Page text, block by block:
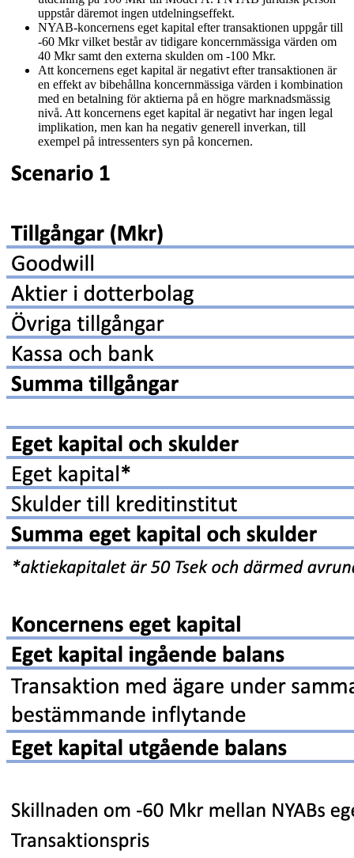
uppstår däremot ingen utdelningseffekt.
NYAB-koncernens eget kapital efter transaktionen uppgår till
-60 Mkr vilket består av tidigare koncernmässiga värden om
40 Mkr samt den externa skulden om -100 Mkr.
Att koncernens eget kapital är negativt efter transaktionen är
en effekt av bibehållna koncernmässiga värden i kombination
med en betalning för aktierna på en högre marknadsmässig
nivå. Att koncernens eget kapital är negativt har ingen legal
implikation, men kan ha negativ generell inverkan, till
exempel på intressenters syn på koncernen.